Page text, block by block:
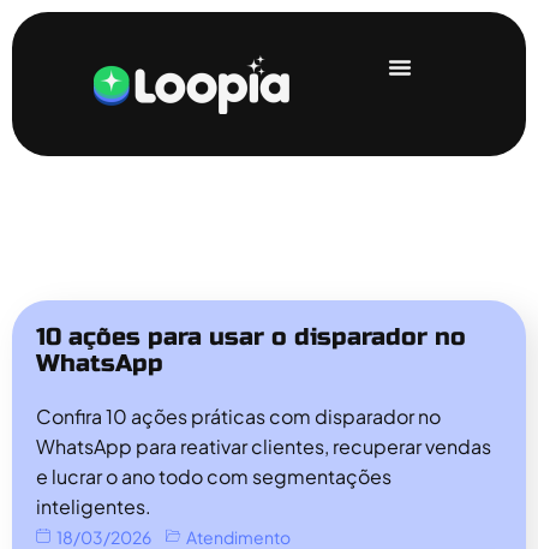
10 ações para usar o disparador no
WhatsApp
Confira 10 ações práticas com disparador no
WhatsApp para reativar clientes, recuperar vendas
e lucrar o ano todo com segmentações
inteligentes.
18/03/2026 Atendimento